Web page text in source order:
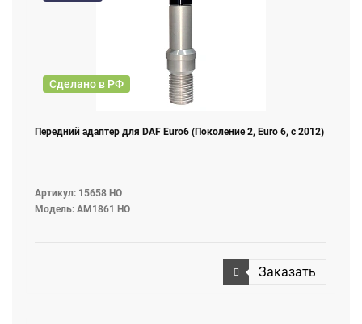
Сделано в РФ
Передний адаптер для DAF Euro6 (Поколение 2, Euro 6, с 2012)
Артикул: 15658 НО
Модель: AM1861 НО
Заказать